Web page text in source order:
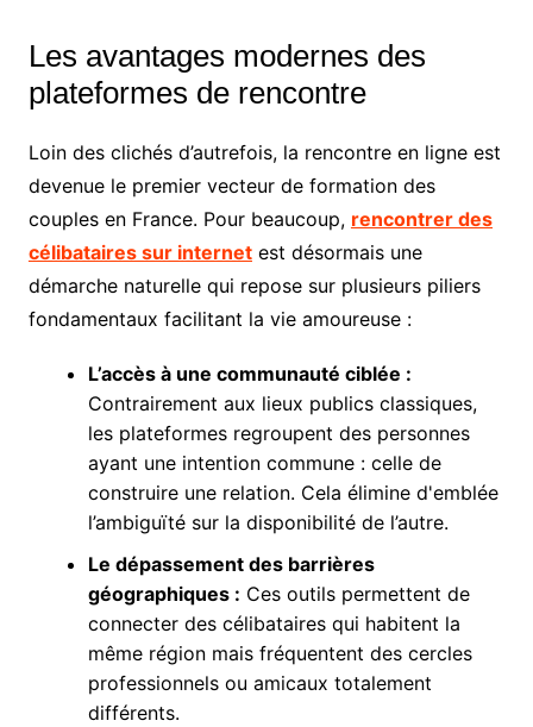
Les avantages modernes des
plateformes de rencontre
Loin des clichés d’autrefois, la rencontre en ligne est
devenue le premier vecteur de formation des
couples en France. Pour beaucoup, rencontrer des
célibataires sur internetest désormais une
démarche naturelle qui repose sur plusieurs piliers
fondamentaux facilitant la vie amoureuse :
L’accès à une communauté ciblée :
Contrairement aux lieux publics classiques,
les plateformes regroupent des personnes
ayant une intention commune : celle de
construire une relation. Cela élimine d'emblée
l’ambiguïté sur la disponibilité de l’autre.
Le dépassement des barrières
géographiques : Ces outils permettent de
connecter des célibataires qui habitent la
même région mais fréquentent des cercles
professionnels ou amicaux totalement
différents.